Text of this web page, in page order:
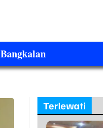
Bangkalan
Terlewati